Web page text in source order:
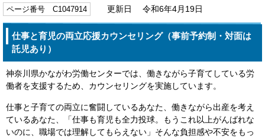
ページ番号 C1047914 更新日 令和6年4月19日
仕事と育児の両立応援カウンセリング（事前予約制・対面は
託児あり）
神奈川県かながわ労働センターでは、働きながら子育てしている労
働者を支援するため、カウンセリングを実施しています。
仕事と子育ての両立に奮闘しているあなた、働きながら出産を考え
ているあなた、「仕事も育児も全力投球。もうこれ以上がんばれな
いのに、職場では理解してもらえない」そんな負担感や不安をもっ